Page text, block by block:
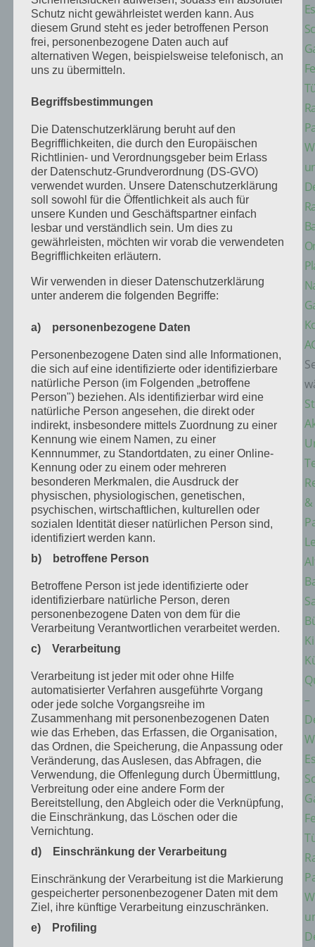
&
–
Schutz nicht gewährleistet werden kann. Aus
diesem Grund steht es jeder betroffenen Person
frei, personenbezogene Daten auch auf
alternativen Wegen, beispielsweise telefonisch, an
uns zu übermitteln.
Begriffsbestimmungen
Die Datenschutzerklärung beruht auf den
Begrifflichkeiten, die durch den Europäischen
Richtlinien- und Verordnungsgeber beim Erlass
der Datenschutz-Grundverordnung (DS-GVO)
verwendet wurden. Unsere Datenschutzerklärung
soll sowohl für die Öffentlichkeit als auch für
unsere Kunden und Geschäftspartner einfach
lesbar und verständlich sein. Um dies zu
gewährleisten, möchten wir vorab die verwendeten
Begrifflichkeiten erläutern.
Wir verwenden in dieser Datenschutzerklärung
unter anderem die folgenden Begriffe:
a) personenbezogene Daten
Personenbezogene Daten sind alle Informationen,
die sich auf eine identifizierte oder identifizierbare
natürliche Person (im Folgenden „betroffene
Person") beziehen. Als identifizierbar wird eine
natürliche Person angesehen, die direkt oder
indirekt, insbesondere mittels Zuordnung zu einer
Kennung wie einem Namen, zu einer
Kennnummer, zu Standortdaten, zu einer Online-
Kennung oder zu einem oder mehreren
besonderen Merkmalen, die Ausdruck der
physischen, physiologischen, genetischen,
psychischen, wirtschaftlichen, kulturellen oder
sozialen Identität dieser natürlichen Person sind,
identifiziert werden kann.
b) betroffene Person
Betroffene Person ist jede identifizierte oder
identifizierbare natürliche Person, deren
personenbezogene Daten von dem für die
Verarbeitung Verantwortlichen verarbeitet werden.
c) Verarbeitung
Verarbeitung ist jeder mit oder ohne Hilfe
automatisierter Verfahren ausgeführte Vorgang
oder jede solche Vorgangsreihe im
Zusammenhang mit personenbezogenen Daten
wie das Erheben, das Erfassen, die Organisation,
das Ordnen, die Speicherung, die Anpassung oder
Veränderung, das Auslesen, das Abfragen, die
Verwendung, die Offenlegung durch Übermittlung,
Verbreitung oder eine andere Form der
Bereitstellung, den Abgleich oder die Verknüpfung,
die Einschränkung, das Löschen oder die
Vernichtung.
d) Einschränkung der Verarbeitung
Einschränkung der Verarbeitung ist die Markierung
gespeicherter personenbezogener Daten mit dem
Ziel, ihre künftige Verarbeitung einzuschränken.
e) Profiling